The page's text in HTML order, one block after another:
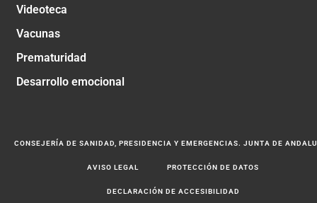
Videoteca
Vacunas
Prematuridad
Desarrollo emocional
CONSEJERÍA DE SANIDAD, PRESIDENCIA Y EMERGENCIAS. JUNTA DE
AVISO LEGAL PROTECCIÓN DE DATOS
DECLARACIÓN DE ACCESIBILIDAD